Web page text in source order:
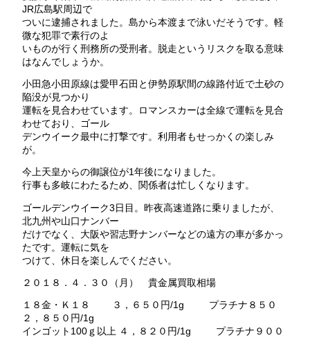
JR広島駅周辺で
ついに逮捕されました。島から本渡まで泳いだそうです。軽
微な犯罪で素行のよ
いものが行く刑務所の受刑者。脱走というリスクを取る意味
はなんでしょうか。
小田急小田原線は愛甲石田と伊勢原駅間の線路付近で土砂の
陥没が見つかり
運転を見合わせています。ロマンスカーは全線で運転を見合
わせており、ゴール
デンウイーク最中に打撃です。利用者もせっかくの楽しみ
が。
今上天皇からの御譲位が1年後になりました。
行事も多岐にわたるため、関係者は忙しくなります。
ゴールデンウイーク3日目。昨夜高速道路に乗りましたが、
北九州や山口ナンバー
だけでなく、大阪や習志野ナンバーなどの遠方の車が多かっ
たです。運転に気を
つけて、休日を楽しんでください。
２０１８．４．３０（月） 貴金属買取相場
１８金・Ｋ１８ ３，６５０円/1g プラチナ８５０
２，８５０円/1g
インゴット100ｇ以上 ４，８２０円/1g プラチナ９００